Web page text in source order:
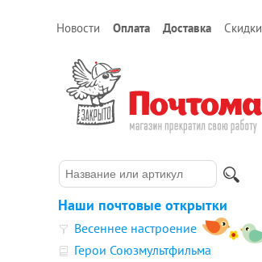
Новости Оплата Доставка Скидки
Наши почтовые открытки
Весеннее настроение
Герои Союзмультфильма